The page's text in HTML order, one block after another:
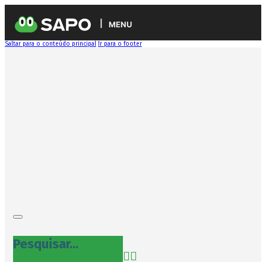
MENU
Saltar para o conteúdo principal Ir para o footer
Pesquisar...